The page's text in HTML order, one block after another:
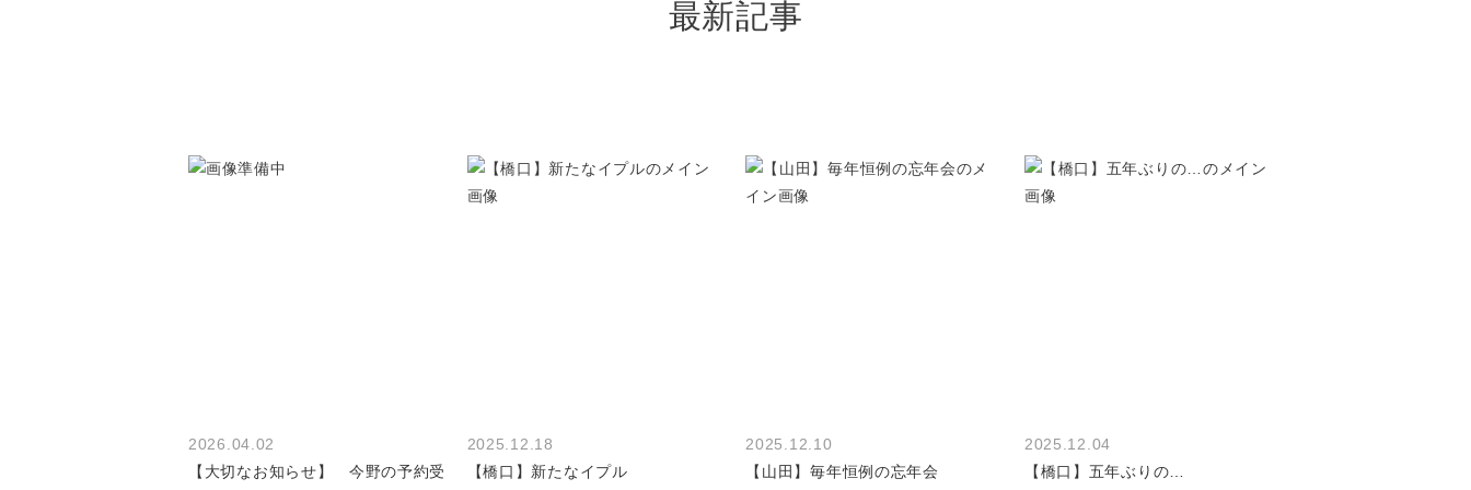
最新記事
2026.04.02
【大切なお知らせ】 今野の予約受
2025.12.18
【橋口】新たなイプル
2025.12.10
【山田】毎年恒例の忘年会
2025.12.04
【橋口】五年ぶりの…